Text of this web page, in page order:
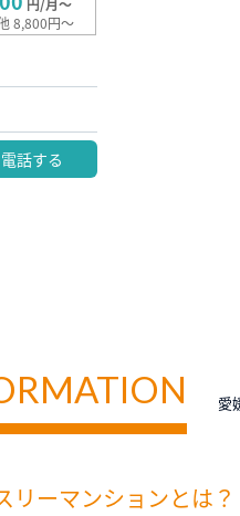
円/月～
8,800円～
電話する
愛
リーマンションとは？